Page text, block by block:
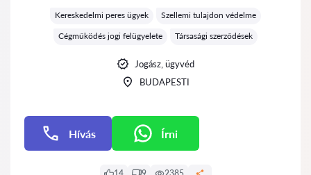
Kereskedelmi peres ügyek
Szellemi tulajdon védelme
Cégműködés jogi felügyelete
Társasági szerződések
Jogász, ügyvéd
BUDAPESTI
Hívás Írni